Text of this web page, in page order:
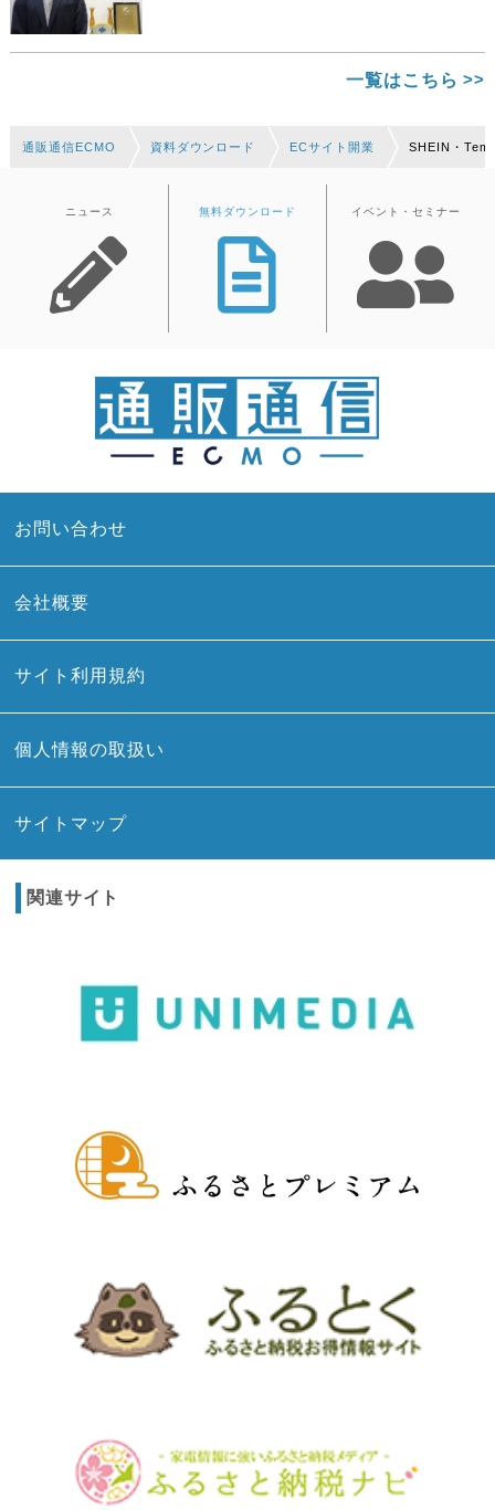
一覧はこちら
通販通信ECMO 資料ダウンロード ECサイト開業 SHEIN・
ニュース 無料ダウンロード イベント・セミナー
お問い合わせ
会社概要
サイト利用規約
個人情報の取扱い
サイトマップ
関連サイト